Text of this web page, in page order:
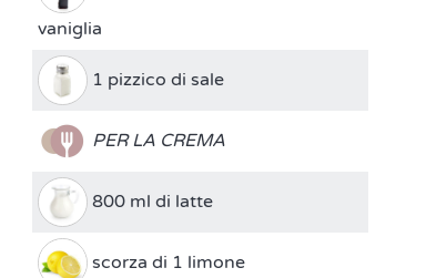
vaniglia
1 pizzico di sale
PER LA CREMA
800 ml di latte
scorza di 1 limone